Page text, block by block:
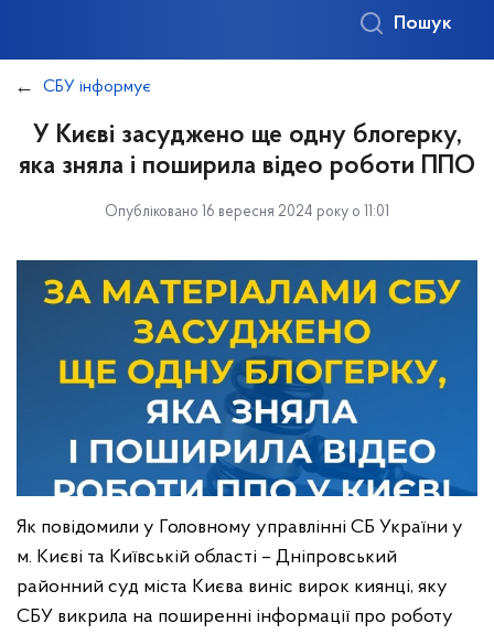
Пошук
СБУ інформує
У Києві засуджено ще одну блогерку,
яка зняла і поширила відео роботи ППО
Опубліковано 16 вересня 2024 року о 11:01
Як повідомили у Головному управлінні СБ України у
м. Києві та Київській області – Дніпровський
районний суд міста Києва виніс вирок киянці, яку
СБУ викрила на поширенні інформації про роботу